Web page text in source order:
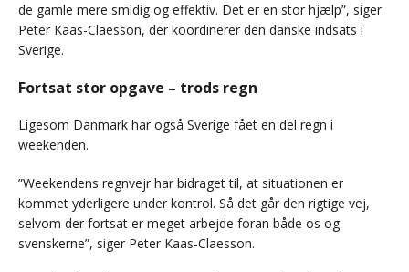
de gamle mere smidig og effektiv. Det er en stor hjælp”, siger
Peter Kaas-Claesson, der koordinerer den danske indsats i
Sverige.
Fortsat stor opgave – trods regn
Ligesom Danmark har også Sverige fået en del regn i
weekenden.
”Weekendens regnvejr har bidraget til, at situationen er
kommet yderligere under kontrol. Så det går den rigtige vej,
selvom der fortsat er meget arbejde foran både os og
svenskerne”, siger Peter Kaas-Claesson.